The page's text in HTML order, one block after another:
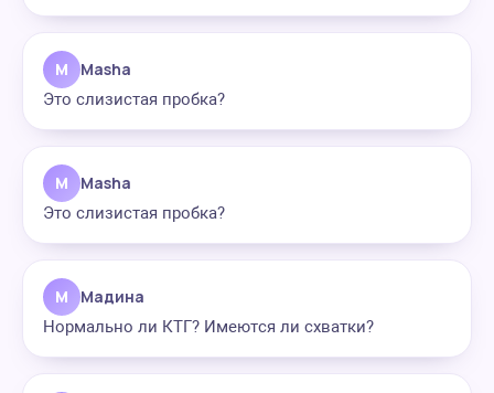
M Masha
Это слизистая пробка?
M Masha
Это слизистая пробка?
М Мадина
Нормально ли КТГ? Имеются ли схватки?